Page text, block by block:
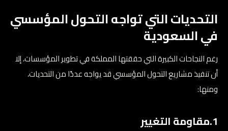
التحديات التي تواجه التحول المؤسسي
في السعودية
رغم النجاحات الكبيرة التي حققتها المملكة في تطوير المؤسسات، إلا
أن تنفيذ مشاريع التحول المؤسسي قد يواجه عددًا من التحديات،
ومنها:
1.مقاومة التغيير